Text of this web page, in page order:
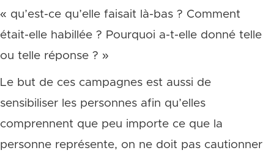
« qu’est-ce qu’elle faisait là-bas ? Comment
était-elle habillée ? Pourquoi a-t-elle donné telle
ou telle réponse ? »
Le but de ces campagnes est aussi de
sensibiliser les personnes afin qu’elles
comprennent que peu importe ce que la
personne représente, on ne doit pas cautionner